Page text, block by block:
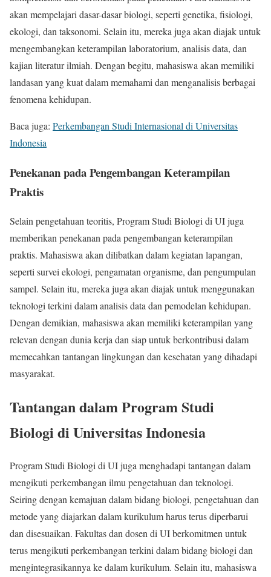
akan mempelajari dasar-dasar biologi, seperti genetika, fisiologi,
ekologi, dan taksonomi. Selain itu, mereka juga akan diajak untuk
mengembangkan keterampilan laboratorium, analisis data, dan
kajian literatur ilmiah. Dengan begitu, mahasiswa akan memiliki
landasan yang kuat dalam memahami dan menganalisis berbagai
fenomena kehidupan.
Baca juga: Perkembangan Studi Internasional di Universitas
Indonesia
Penekanan pada Pengembangan Keterampilan
Praktis
Selain pengetahuan teoritis, Program Studi Biologi di UI juga
memberikan penekanan pada pengembangan keterampilan
praktis. Mahasiswa akan dilibatkan dalam kegiatan lapangan,
seperti survei ekologi, pengamatan organisme, dan pengumpulan
sampel. Selain itu, mereka juga akan diajak untuk menggunakan
teknologi terkini dalam analisis data dan pemodelan kehidupan.
Dengan demikian, mahasiswa akan memiliki keterampilan yang
relevan dengan dunia kerja dan siap untuk berkontribusi dalam
memecahkan tantangan lingkungan dan kesehatan yang dihadapi
masyarakat.
Tantangan dalam Program Studi
Biologi di Universitas Indonesia
Program Studi Biologi di UI juga menghadapi tantangan dalam
mengikuti perkembangan ilmu pengetahuan dan teknologi.
Seiring dengan kemajuan dalam bidang biologi, pengetahuan dan
metode yang diajarkan dalam kurikulum harus terus diperbarui
dan disesuaikan. Fakultas dan dosen di UI berkomitmen untuk
terus mengikuti perkembangan terkini dalam bidang biologi dan
mengintegrasikannya ke dalam kurikulum. Selain itu, mahasiswa